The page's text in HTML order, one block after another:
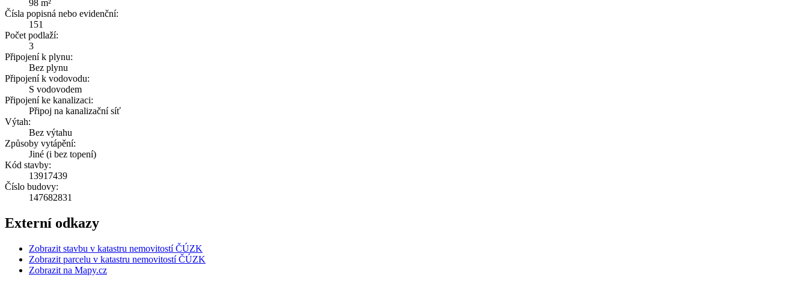
98 m²
Čísla popisná nebo evidenční:
151
Počet podlaží:
3
Připojení k plynu:
Bez plynu
Připojení k vodovodu:
S vodovodem
Připojení ke kanalizaci:
Připoj na kanalizační síť
Výtah:
Bez výtahu
Způsoby vytápění:
Jiné (i bez topení)
Kód stavby:
13917439
Číslo budovy:
147682831
Externí odkazy
Zobrazit stavbu v katastru nemovitostí ČÚZK
Zobrazit parcelu v katastru nemovitostí ČÚZK
Zobrazit na Mapy.cz